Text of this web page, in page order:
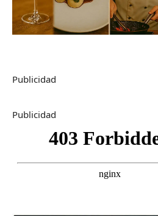
Publicidad
Publicidad